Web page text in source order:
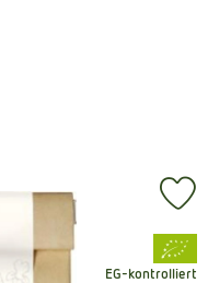
, Verband:
EG-kontrolliert